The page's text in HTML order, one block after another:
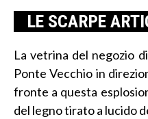
LE SCARPE
La vetrina del negozio
Ponte Vecchio in
fronte a questa
del legno tirato a lucido